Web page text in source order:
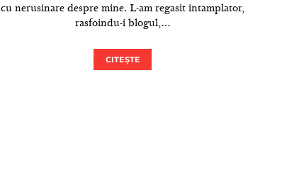
cu nerusinare despre mine. L-am regasit intamplator,
rasfoindu-i blogul,…
CITEȘTE